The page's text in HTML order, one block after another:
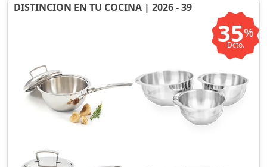
DISTINCION EN TU COCINA | 2026 - 39
35%
Dcto.